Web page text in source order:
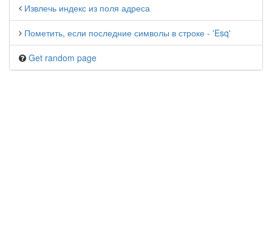
Извлечь индекс из поля адреса
Пометить, если последние символы в строке - 'Esq'
Get random page